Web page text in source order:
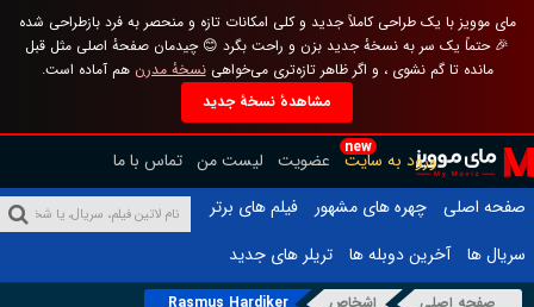
مای موویز با یک طراحی کاملاً جدید و کلی امکانات تازه و منحصر به فرد بازطراحی شده
🎉 حتماً یک سر به نسخهٔ جدید بزن و راحت بگرد 😊 چیدمان صفحهٔ اصلی مثل قبل
مانده تا گم نشوی ، و اگر ظاهر تازه‌تری می‌خواهینسخهٔ مدرن هم آماده است.
مشاهدهٔ نسخهٔ جدید
new
ورود به سایت عضویت لیست من تماس با ما
صفحه اصلی
چهره های مشهور
فیلم های برتر
سریال ها
آخرین دوبله ها تریلر های جدید